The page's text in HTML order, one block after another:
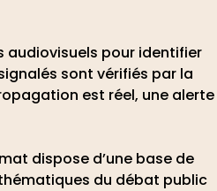
audiovisuels pour identifier
sont vérifiés par la
est réel, une alerte
dispose d’une base de
du débat public